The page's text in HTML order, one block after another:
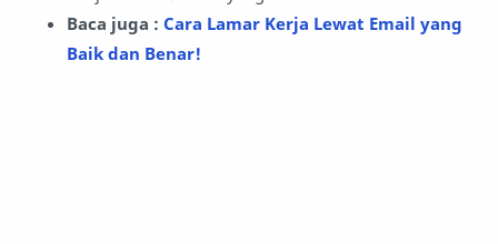
Baca juga : Cara Lamar Kerja Lewat Email yang
Baik dan Benar!